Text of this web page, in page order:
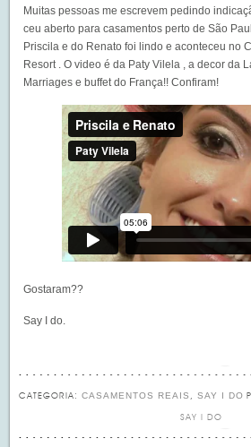
Muitas pessoas me escrevem pedindo
ceu aberto para casamentos perto de São
Priscila e do Renato foi lindo e aconteceu no
Resort. O video é da Paty Vilela , a decor da
Marriages e buffet do França!! Confiram!
Gostaram??
Say I do.
CATEGORIA:CASAMENTOS REAIS ,SAY I DO
SAY I DO